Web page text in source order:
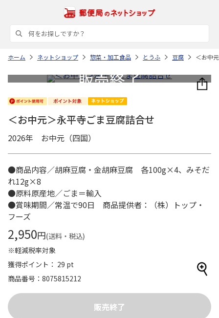
ホーム ネットショップ 惣菜・加工食品 とうふ 豆腐 ＜お中
＜お中元＞永平寺ごま豆腐詰合せ
2026年 お中元（四国）
●商品内容／胡麻豆腐・金胡麻豆腐 各100g×4、みそだ
れ12g×8
●原料原産地／ごま＝輸入
●賞味期間／常温で90日 商品提供者：（株）トップ・
フーズ
2,950円(送料・税込)
※軽減税率対象
獲得ポイント： 29 pt
商品番号
8075815212